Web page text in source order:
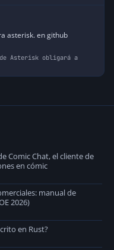
asterisk. en github
Asterisk obligará a
Comic Chat, el cliente de
en cómic
manual de
2026)
en Rust?